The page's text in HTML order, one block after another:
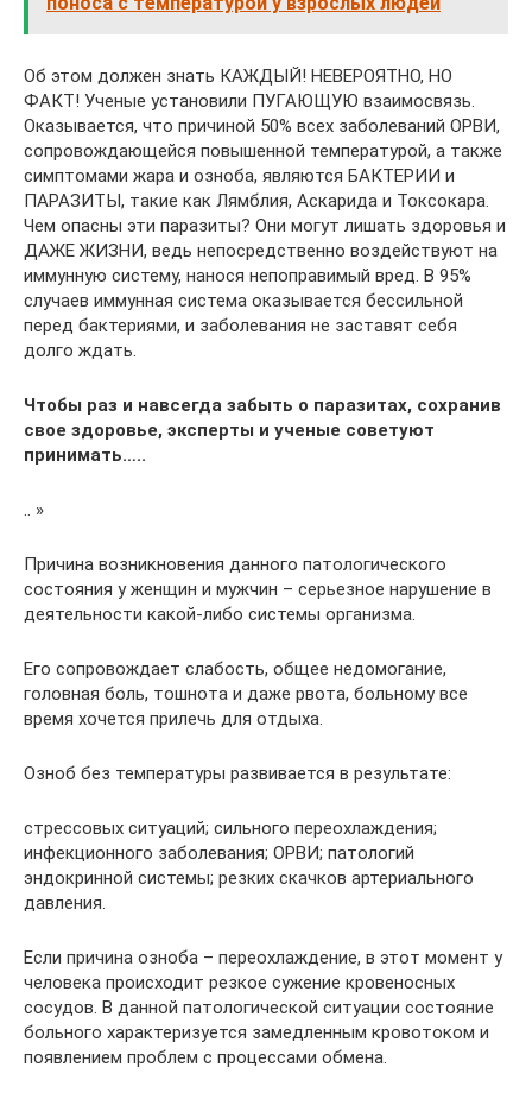
Об этом должен знать КАЖДЫЙ! НЕВЕРОЯТНО, НО
ФАКТ! Ученые установили ПУГАЮЩУЮ взаимосвязь.
Оказывается, что причиной 50% всех заболеваний ОРВИ,
сопровождающейся повышенной температурой, а также
симптомами жара и озноба, являются БАКТЕРИИ и
ПАРАЗИТЫ, такие как Лямблия, Аскарида и Токсокара.
Чем опасны эти паразиты? Они могут лишать здоровья и
ДАЖЕ ЖИЗНИ, ведь непосредственно воздействуют на
иммунную систему, нанося непоправимый вред. В 95%
случаев иммунная система оказывается бессильной
перед бактериями, и заболевания не заставят себя
долго ждать.
Чтобы раз и навсегда забыть о паразитах, сохранив
свое здоровье, эксперты и ученые советуют
принимать…..
.. »
Причина возникновения данного патологического
состояния у женщин и мужчин – серьезное нарушение в
деятельности какой-либо системы организма.
Его сопровождает слабость, общее недомогание,
головная боль, тошнота и даже рвота, больному все
время хочется прилечь для отдыха.
Озноб без температуры развивается в результате:
стрессовых ситуаций; сильного переохлаждения;
инфекционного заболевания; ОРВИ; патологий
эндокринной системы; резких скачков артериального
давления.
Если причина озноба – переохлаждение, в этот момент у
человека происходит резкое сужение кровеносных
сосудов. В данной патологической ситуации состояние
больного характеризуется замедленным кровотоком и
появлением проблем с процессами обмена.